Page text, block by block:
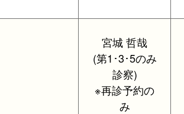
宮城 哲哉
(第1･3･5のみ
診察)
※再診予約の
み